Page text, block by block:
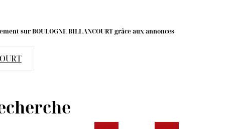
sur BOULOGNE BILLANCOURT grâce aux annonces